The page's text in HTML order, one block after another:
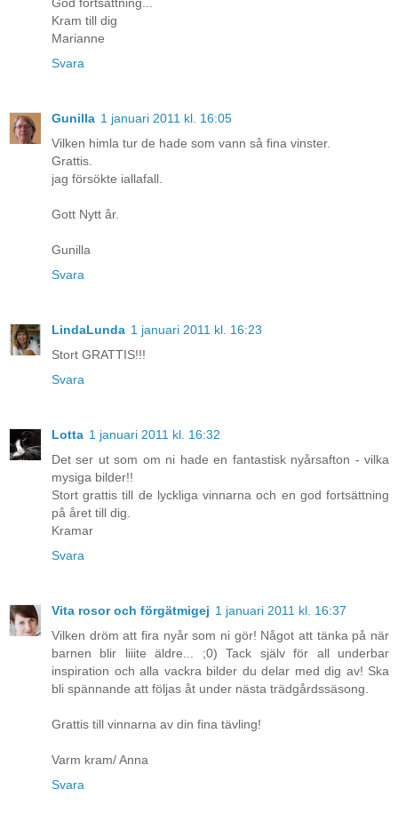
God fortsättning...
Kram till dig
Marianne
Svara
Gunilla 1 januari 2011 kl. 16:05
Vilken himla tur de hade som vann så fina vinster.
Grattis.
jag försökte iallafall.
Gott Nytt år.
Gunilla
Svara
LindaLunda 1 januari 2011 kl. 16:23
Stort GRATTIS!!!
Svara
Lotta 1 januari 2011 kl. 16:32
Det ser ut som om ni hade en fantastisk nyårsafton - vilka
mysiga bilder!!
Stort grattis till de lyckliga vinnarna och en god fortsättning
på året till dig.
Kramar
Svara
Vita rosor och förgätmigej 1 januari 2011 kl. 16:37
Vilken dröm att fira nyår som ni gör! Något att tänka på när
barnen blir liiite äldre... ;0) Tack själv för all underbar
inspiration och alla vackra bilder du delar med dig av! Ska
bli spännande att följas åt under nästa trädgårdssäsong.
Grattis till vinnarna av din fina tävling!
Varm kram/ Anna
Svara